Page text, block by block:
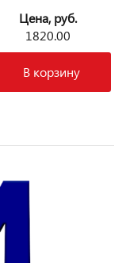
Цена, руб.
1820.00
В корзину